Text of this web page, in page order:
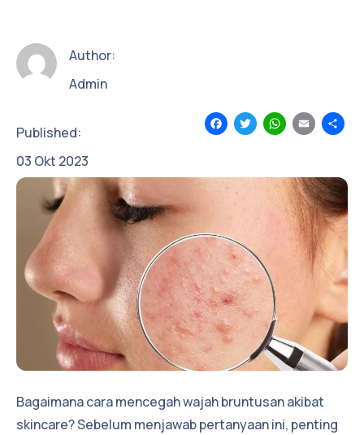
Author:
Admin
Published:
03 Okt 2023
Facebook
TwitterWhatsApp
Email
Bagaimana cara mencegah wajah bruntusan akibat
skincare? Sebelum menjawab pertanyaan ini, penting